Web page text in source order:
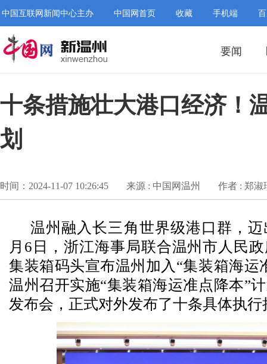
中国互联网新闻中心主办 中国网首页 收藏 手机端
要闻
十条措施壮大港口经济！
划
时间：2024-11-07 10:26:45 来源 : 中国网温州 作者 : 郑淑
温州融入长三角世界级港口群，
月6日，浙江海事局联合温州市人民
集装箱码头宣布温州加入“集装箱海运
温州召开实施“集装箱海运准点降本”
发布会，正式对外发布了十条具体执行